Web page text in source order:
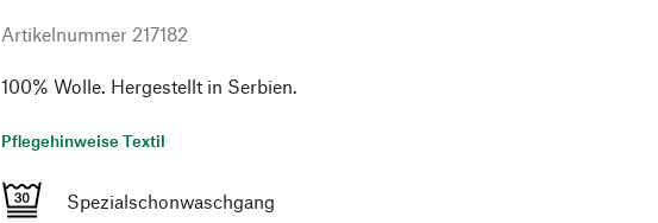
Artikelnummer 217182
100% Wolle. Hergestellt in Serbien.
Pflegehinweise Textil
Spezialschonwaschgang